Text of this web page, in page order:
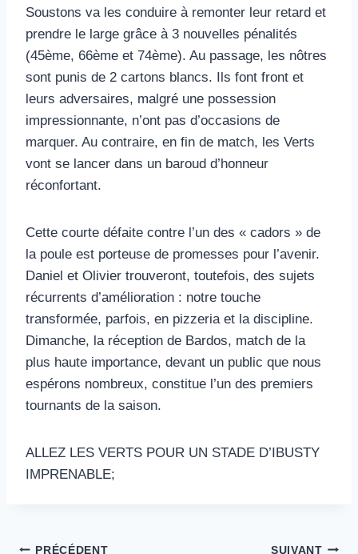
Soustons va les conduire à remonter leur retard et
prendre le large grâce à 3 nouvelles pénalités
(45ème, 66ème et 74ème). Au passage, les nôtres
sont punis de 2 cartons blancs. Ils font front et
leurs adversaires, malgré une possession
impressionnante, n’ont pas d’occasions de
marquer. Au contraire, en fin de match, les Verts
vont se lancer dans un baroud d’honneur
réconfortant.
Cette courte défaite contre l’un des « cadors » de
la poule est porteuse de promesses pour l’avenir.
Daniel et Olivier trouveront, toutefois, des sujets
récurrents d’amélioration : notre touche
transformée, parfois, en pizzeria et la discipline.
Dimanche, la réception de Bardos, match de la
plus haute importance, devant un public que nous
espérons nombreux, constitue l’un des premiers
tournants de la saison.
ALLEZ LES VERTS POUR UN STADE D’IBUSTY
IMPRENABLE;
PRÉCÉDENT SUIVANT